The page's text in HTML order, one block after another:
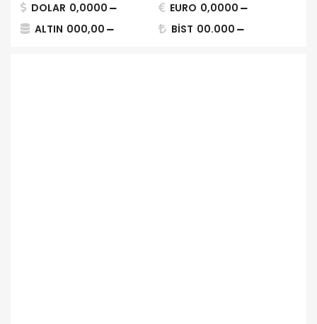
DOLAR 0,0000 EURO 0,0000
ALTIN 000,00 BİST 00.000